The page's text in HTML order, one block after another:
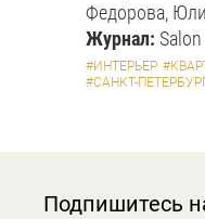
Федорова,
Журнал:
#ИНТЕРЬЕР
#САНКТ-
Подпишитесь